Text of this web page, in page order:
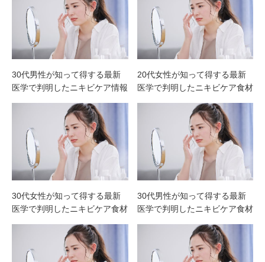
30代男性が知って得する最新
医学で判明したニキビケア情報
20代女性が知って得する最新
医学で判明したニキビケア食材
30代女性が知って得する最新
医学で判明したニキビケア食材
30代男性が知って得する最新
医学で判明したニキビケア食材